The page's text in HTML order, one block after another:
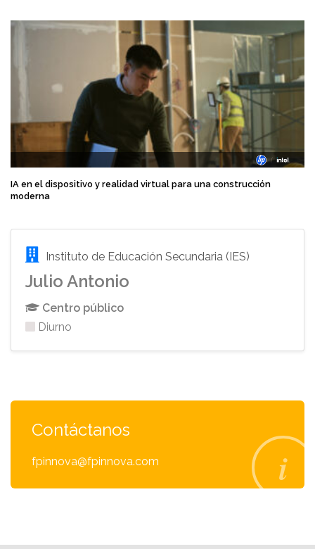
IA en el dispositivo y realidad virtual para una construcción
moderna
Instituto de Educación Secundaria (IES)
Julio Antonio
Centro público
Diurno
Contáctanos
fpinnova@fpinnova.com